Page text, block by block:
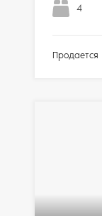
4
Продается